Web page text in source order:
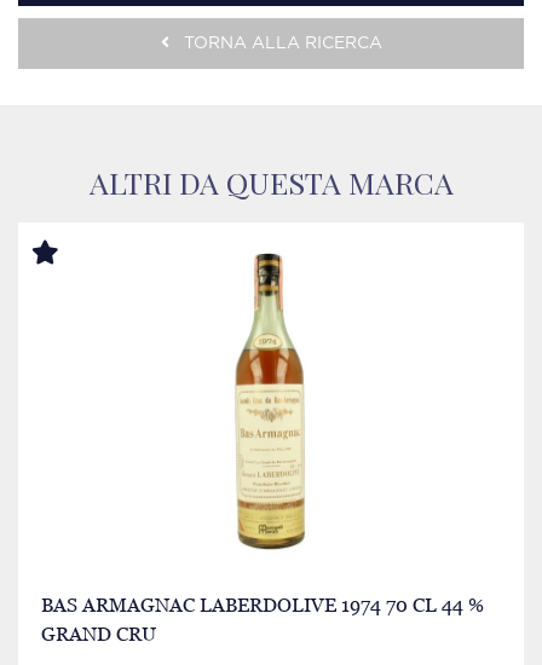
TORNA ALLA RICERCA
ALTRI DA QUESTA MARCA
BAS ARMAGNAC LABERDOLIVE 1974 70 CL 44 %
GRAND CRU